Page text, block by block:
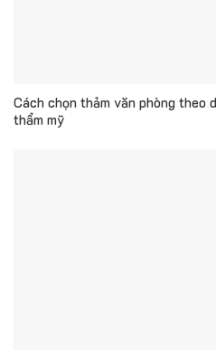
Cách chọn thảm văn phòng theo
thẩm mỹ